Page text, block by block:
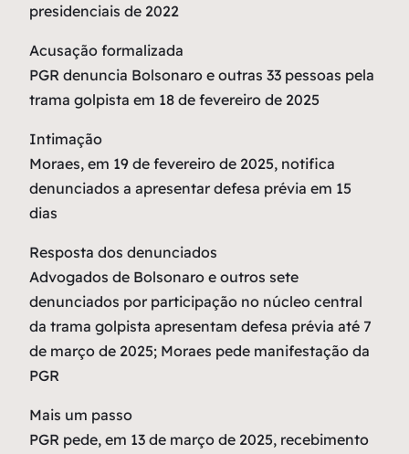
presidenciais de 2022
Acusação formalizada
PGR denuncia Bolsonaro e outras 33 pessoas pela
trama golpista em 18 de fevereiro de 2025
Intimação
Moraes, em 19 de fevereiro de 2025, notifica
denunciados a apresentar defesa prévia em 15
dias
Resposta dos denunciados
Advogados de Bolsonaro e outros sete
denunciados por participação no núcleo central
da trama golpista apresentam defesa prévia até 7
de março de 2025; Moraes pede manifestação da
PGR
Mais um passo
PGR pede, em 13 de março de 2025, recebimento